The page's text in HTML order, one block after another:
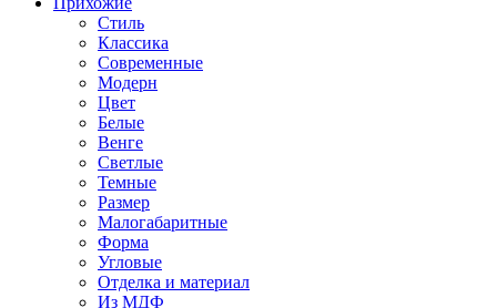
Стиль
Классика
Современные
Модерн
Цвет
Белые
Венге
Светлые
Темные
Размер
Малогабаритные
Форма
Угловые
Отделка и материал
Из МДФ